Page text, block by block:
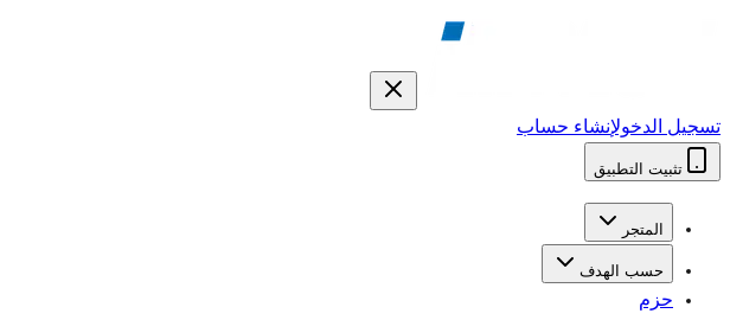
تسجيل الدخولإنشاء حساب
تثبيت التطبيق
المتجر
حسب الهدف
حزم